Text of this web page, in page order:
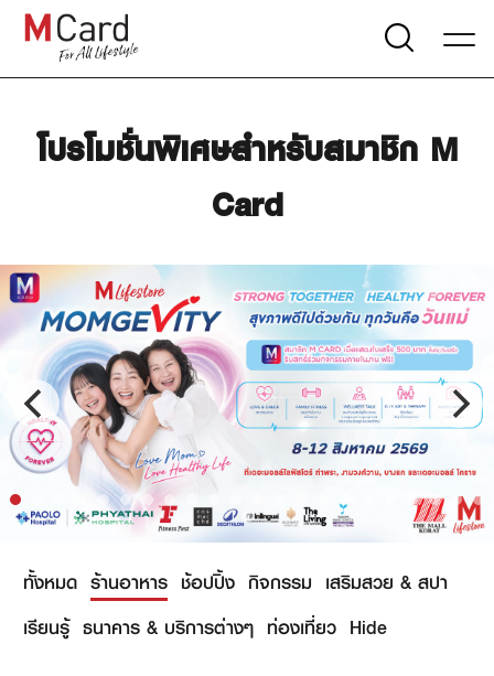
โปรโมชั่นพิเศษสำหรับสมาชิก M
Card
ทั้งหมด ร้านอาหาร ช้อปปิ้ง กิจกรรม เสริมสวย & สปา
เรียนรู้ ธนาคาร & บริการต่างๆ ท่องเที่ยว Hide